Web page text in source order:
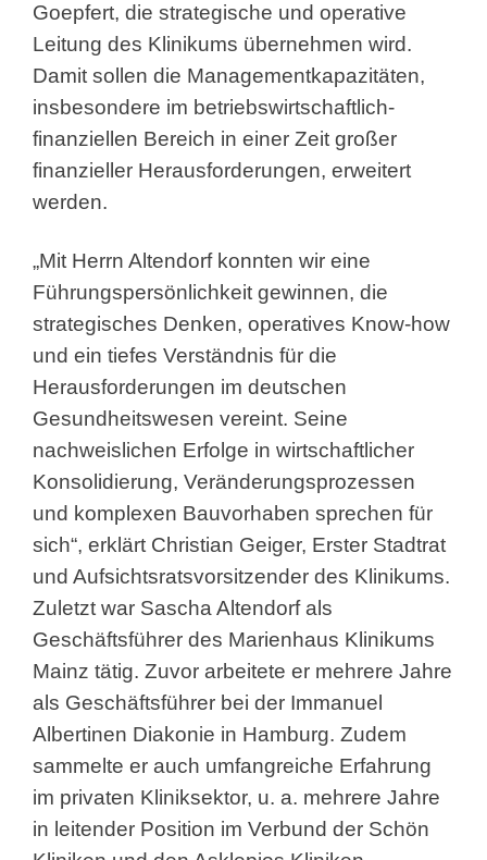
Goepfert, die strategische und operative
Leitung des Klinikums übernehmen wird.
Damit sollen die Managementkapazitäten,
insbesondere im betriebswirtschaftlich-
finanziellen Bereich in einer Zeit großer
finanzieller Herausforderungen, erweitert
werden.
„Mit Herrn Altendorf konnten wir eine
Führungspersönlichkeit gewinnen, die
strategisches Denken, operatives Know-how
und ein tiefes Verständnis für die
Herausforderungen im deutschen
Gesundheitswesen vereint. Seine
nachweislichen Erfolge in wirtschaftlicher
Konsolidierung, Veränderungsprozessen
und komplexen Bauvorhaben sprechen für
sich“, erklärt Christian Geiger, Erster Stadtrat
und Aufsichtsratsvorsitzender des Klinikums.
Zuletzt war Sascha Altendorf als
Geschäftsführer des Marienhaus Klinikums
Mainz tätig. Zuvor arbeitete er mehrere Jahre
als Geschäftsführer bei der Immanuel
Albertinen Diakonie in Hamburg. Zudem
sammelte er auch umfangreiche Erfahrung
im privaten Kliniksektor, u. a. mehrere Jahre
in leitender Position im Verbund der Schön